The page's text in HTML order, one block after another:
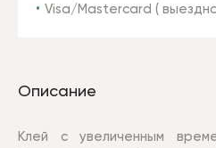
Visa/Mastercard (
Описание
Клей с увеличенным